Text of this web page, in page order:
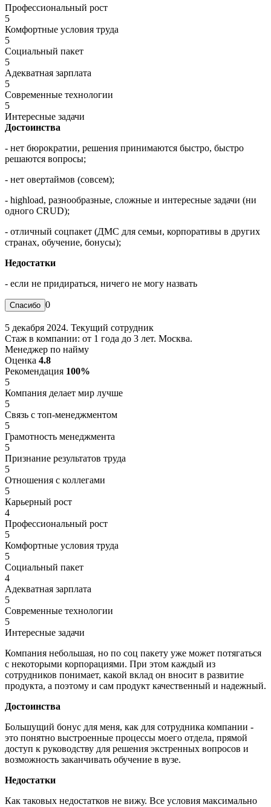
Профессиональный рост
5
Комфортные условия труда
5
Социальный пакет
5
Адекватная зарплата
5
Современные технологии
5
Интересные задачи
Достоинства
- нет бюрократии, решения принимаются быстро, быстро
решаются вопросы;
- нет овертаймов (совсем);
- highload, разнообразные, сложные и интересные задачи (ни
одного CRUD);
- отличный соцпакет (ДМС для семьи, корпоративы в других
странах, обучение, бонусы);
Недостатки
- если не придираться, ничего не могу назвать
0
5 декабря 2024. Текущий сотрудник
Стаж в компании: от 1 года до 3 лет. Москва.
Менеджер по найму
Оценка 4.8
Рекомендация 100%
5
Компания делает мир лучше
5
Связь с топ-менеджментом
5
Грамотность менеджмента
5
Признание результатов труда
5
Отношения с коллегами
5
Карьерный рост
4
Профессиональный рост
5
Комфортные условия труда
5
Социальный пакет
4
Адекватная зарплата
5
Современные технологии
5
Интересные задачи
Компания небольшая, но по соц пакету уже может потягаться
с некоторыми корпорациями. При этом каждый из
сотрудников понимает, какой вклад он вносит в развитие
продукта, а поэтому и сам продукт качественный и надежный.
Достоинства
Большущий бонус для меня, как для сотрудника компании -
это понятно выстроенные процессы моего отдела, прямой
доступ к руководству для решения экстренных вопросов и
возможность заканчивать обучение в вузе.
Недостатки
Как таковых недостатков не вижу. Все условия максимально